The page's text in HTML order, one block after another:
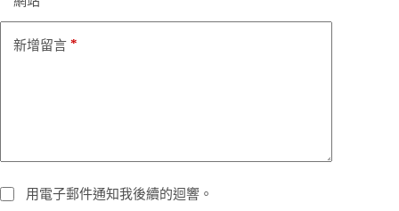
新增留言 *
用電子郵件通知我後續的迴響。